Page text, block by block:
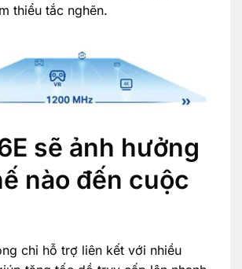
thiểu tắc nghẽn.
sẽ ảnh hưởng
nào đến cuộc
chỉ hỗ trợ liên kết với nhiều